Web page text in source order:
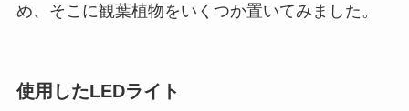
め、そこに観葉植物をいくつか置いてみました。
使用したLEDライト